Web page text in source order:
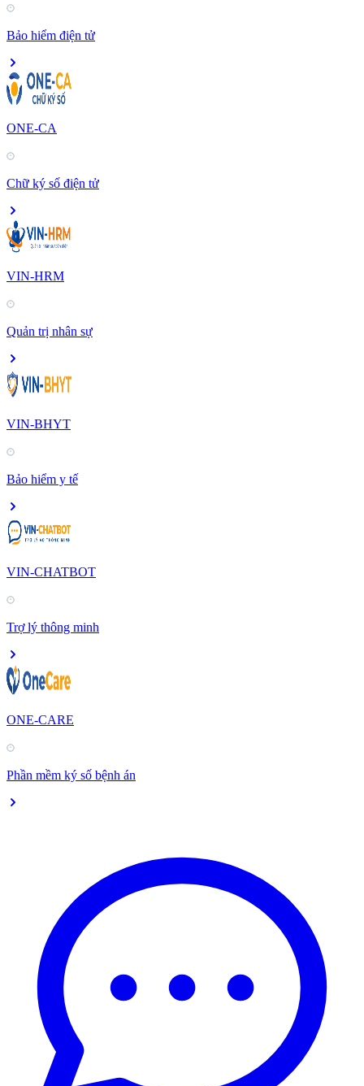
Bảo hiểm điện tử
ONE-CA
Chữ ký số điện tử
VIN-HRM
Quản trị nhân sự
VIN-BHYT
Bảo hiểm y tế
VIN-CHATBOT
Trợ lý thông minh
ONE-CARE
Phần mềm ký số bệnh án